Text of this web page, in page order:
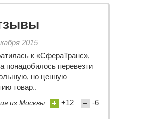
2015
к «СфераТранс»,
понадобилось перевезти
но ценную
товар..
из Москвы +12 -6